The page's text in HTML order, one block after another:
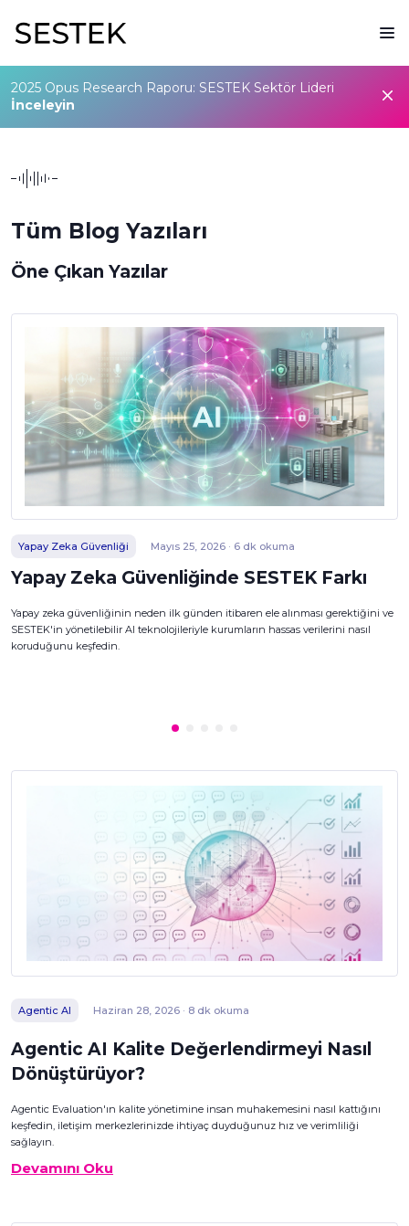
2025 Opus Research Raporu: SESTEK Sektör Lideri
İnceleyin
Tüm Blog Yazıları
Öne Çıkan Yazılar
Yapay Zeka Güvenliği Mayıs 25, 2026 · 6 dk okuma
Yapay Zeka Güvenliğinde SESTEK Farkı
Yapay zeka güvenliğinin neden ilk günden itibaren ele alınması gerektiğini ve
SESTEK'in yönetilebilir AI teknolojileriyle kurumların hassas verilerini nasıl
koruduğunu keşfedin.
Agentic AI Haziran 28, 2026 · 8 dk okuma
Agentic AI Kalite Değerlendirmeyi Nasıl
Dönüştürüyor?
Agentic Evaluation'ın kalite yönetimine insan muhakemesini nasıl kattığını
keşfedin, iletişim merkezlerinizde ihtiyaç duyduğunuz hız ve verimliliği
sağlayın.
Devamını Oku